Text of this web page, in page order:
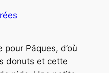
pour Pâques, d’où
donuts et cette